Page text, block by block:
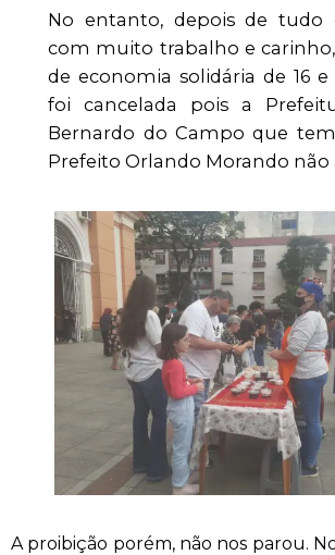
No entanto, depois de tudo
com muito trabalho e carinho,
de economia solidária de 16
foi cancelada pois a
Bernardo do Campo que
Prefeito Orlando Morando não
A proibição porém, não nos parou.